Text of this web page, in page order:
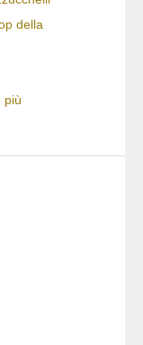
della
più